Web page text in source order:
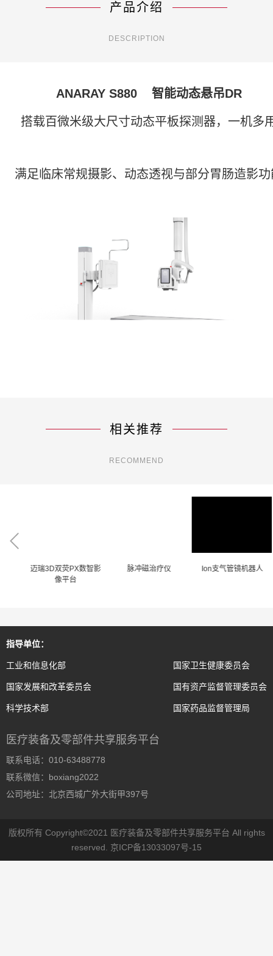
产品介绍
DESCRIPTION
ANARAY S880 智能动态悬吊DR
搭载百微米级大尺寸动态平板探测器，一机多
满足临床常规摄影、动态透视与部分胃肠造影功
相关推荐
RECOMMEND
迈瑞3D双荧PX数智影
像平台
脉冲磁治疗仪 Ion支气管镜机器人
指导单位：
工业和信息化部
国家发展和改革委员会
科学技术部
国家卫生健康委员会
国有资产监督管理委员会
国家药品监督管理局
医疗装备及零部件共享服务平台
联系电话：010-63488778
联系微信：boxiang2022
公司地址：北京西城广外大街甲397号
版权所有 Copyright©2021 医疗装备及零部件共享服务平台 All rights
reserved. 京ICP备13033097号-15